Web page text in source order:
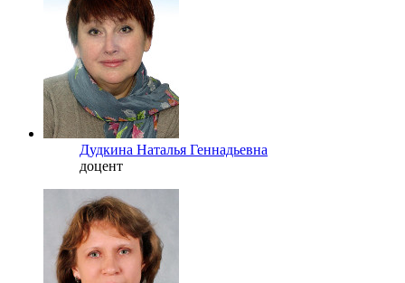
Дудкина Наталья Геннадьевна
доцент